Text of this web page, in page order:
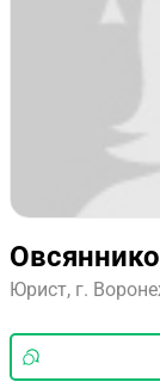
Юрист, г.